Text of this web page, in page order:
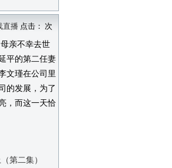
直播 点击： 次
亲不幸去世
平的第二任妻
文瑾在公司里
的发展，为了
，而这一天恰
第二集）